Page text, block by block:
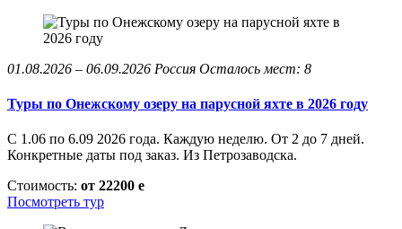
01.08.2026 – 06.09.2026 Россия Осталось мест: 8
Туры по Онежскому озеру на парусной яхте в 2026 году
С 1.06 по 6.09 2026 года. Каждую неделю. От 2 до 7 дней.
Конкретные даты под заказ. Из Петрозаводска.
Стоимость: от 22200 e
Посмотреть тур